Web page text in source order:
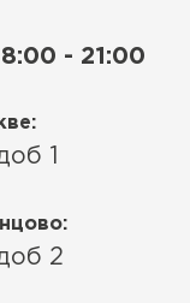
- 21:00
1
2